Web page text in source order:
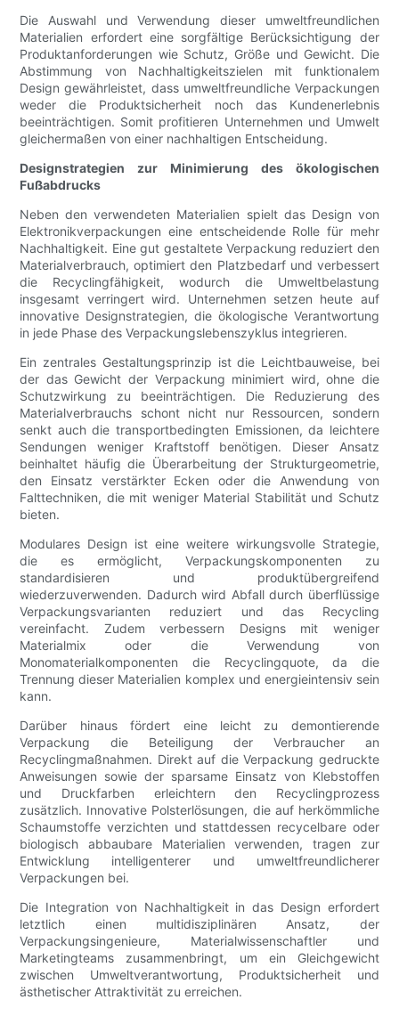
Die Auswahl und Verwendung dieser umweltfreundlichen
Materialien erfordert eine sorgfältige Berücksichtigung der
Produktanforderungen wie Schutz, Größe und Gewicht. Die
Abstimmung von Nachhaltigkeitszielen mit funktionalem
Design gewährleistet, dass umweltfreundliche Verpackungen
weder die Produktsicherheit noch das Kundenerlebnis
beeinträchtigen. Somit profitieren Unternehmen und Umwelt
gleichermaßen von einer nachhaltigen Entscheidung.
Designstrategien zur Minimierung des ökologischen
Fußabdrucks
Neben den verwendeten Materialien spielt das Design von
Elektronikverpackungen eine entscheidende Rolle für mehr
Nachhaltigkeit. Eine gut gestaltete Verpackung reduziert den
Materialverbrauch, optimiert den Platzbedarf und verbessert
die Recyclingfähigkeit, wodurch die Umweltbelastung
insgesamt verringert wird. Unternehmen setzen heute auf
innovative Designstrategien, die ökologische Verantwortung
in jede Phase des Verpackungslebenszyklus integrieren.
Ein zentrales Gestaltungsprinzip ist die Leichtbauweise, bei
der das Gewicht der Verpackung minimiert wird, ohne die
Schutzwirkung zu beeinträchtigen. Die Reduzierung des
Materialverbrauchs schont nicht nur Ressourcen, sondern
senkt auch die transportbedingten Emissionen, da leichtere
Sendungen weniger Kraftstoff benötigen. Dieser Ansatz
beinhaltet häufig die Überarbeitung der Strukturgeometrie,
den Einsatz verstärkter Ecken oder die Anwendung von
Falttechniken, die mit weniger Material Stabilität und Schutz
bieten.
Modulares Design ist eine weitere wirkungsvolle Strategie,
die es ermöglicht, Verpackungskomponenten zu
standardisieren und produktübergreifend
wiederzuverwenden. Dadurch wird Abfall durch überflüssige
Verpackungsvarianten reduziert und das Recycling
vereinfacht. Zudem verbessern Designs mit weniger
Materialmix oder die Verwendung von
Monomaterialkomponenten die Recyclingquote, da die
Trennung dieser Materialien komplex und energieintensiv sein
kann.
Darüber hinaus fördert eine leicht zu demontierende
Verpackung die Beteiligung der Verbraucher an
Recyclingmaßnahmen. Direkt auf die Verpackung gedruckte
Anweisungen sowie der sparsame Einsatz von Klebstoffen
und Druckfarben erleichtern den Recyclingprozess
zusätzlich. Innovative Polsterlösungen, die auf herkömmliche
Schaumstoffe verzichten und stattdessen recycelbare oder
biologisch abbaubare Materialien verwenden, tragen zur
Entwicklung intelligenterer und umweltfreundlicherer
Verpackungen bei.
Die Integration von Nachhaltigkeit in das Design erfordert
letztlich einen multidisziplinären Ansatz, der
Verpackungsingenieure, Materialwissenschaftler und
Marketingteams zusammenbringt, um ein Gleichgewicht
zwischen Umweltverantwortung, Produktsicherheit und
ästhetischer Attraktivität zu erreichen.